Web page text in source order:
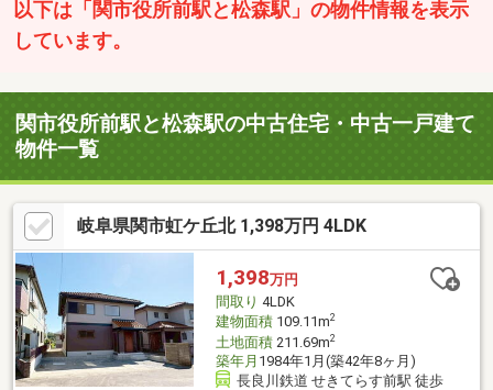
以下は「関市役所前駅と松森駅」の物件情報を表示
しています。
関市役所前駅と松森駅の中古住宅・中古一戸建て
物件一覧
岐阜県関市虹ケ丘北 1,398万円 4LDK
1,398万円
間取り 4LDK
建物面積109.11m2
土地面積211.69m2
築年月 1984年1月(築42年8ヶ月)
長良川鉄道 せきてらす前駅 徒歩